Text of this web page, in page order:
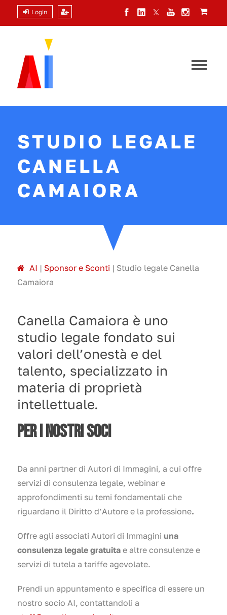
Login
STUDIO LEGALE
CANELLA
CAMAIORA
AI | Sponsor e Sconti | Studio legale Canella
Camaiora
Canella Camaiora è uno
studio legale fondato sui
valori dell’onestà e del
talento, specializzato in
materia di proprietà
intellettuale.
PER I NOSTRI SOCI
Da anni partner di Autori di Immagini, a cui offre
servizi di consulenza legale, webinar e
approfondimenti su temi fondamentali che
riguardano il Diritto d’Autore e la professione.
Offre agli associati Autori di Immagini una
consulenza legale gratuita e altre consulenze e
servizi di tutela a tariffe agevolate.
Prendi un appuntamento e specifica di essere un
nostro socio AI, contattandoli a